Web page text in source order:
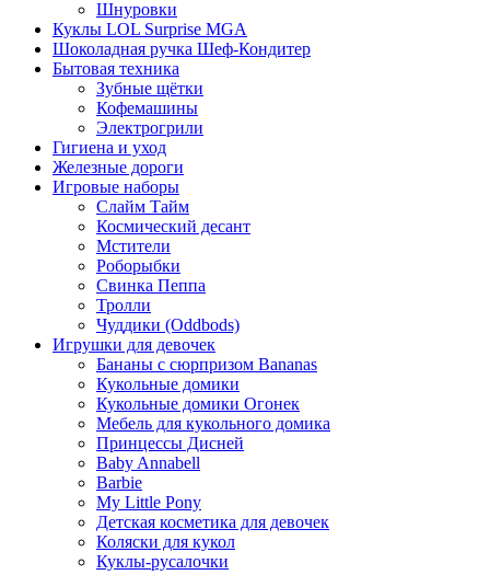
Шнуровки
Куклы LOL Surprise MGA
Шоколадная ручка Шеф-Кондитер
Бытовая техника
Зубные щётки
Кофемашины
Электрогрили
Гигиена и уход
Железные дороги
Игровые наборы
Слайм Тайм
Космический десант
Мстители
Роборыбки
Свинка Пеппа
Тролли
Чуддики (Oddbods)
Игрушки для девочек
Бананы с сюрпризом Bananas
Кукольные домики
Кукольные домики Огонек
Мебель для кукольного домика
Принцессы Дисней
Baby Annabell
Barbie
My Little Pony
Детская косметика для девочек
Коляски для кукол
Куклы-русалочки